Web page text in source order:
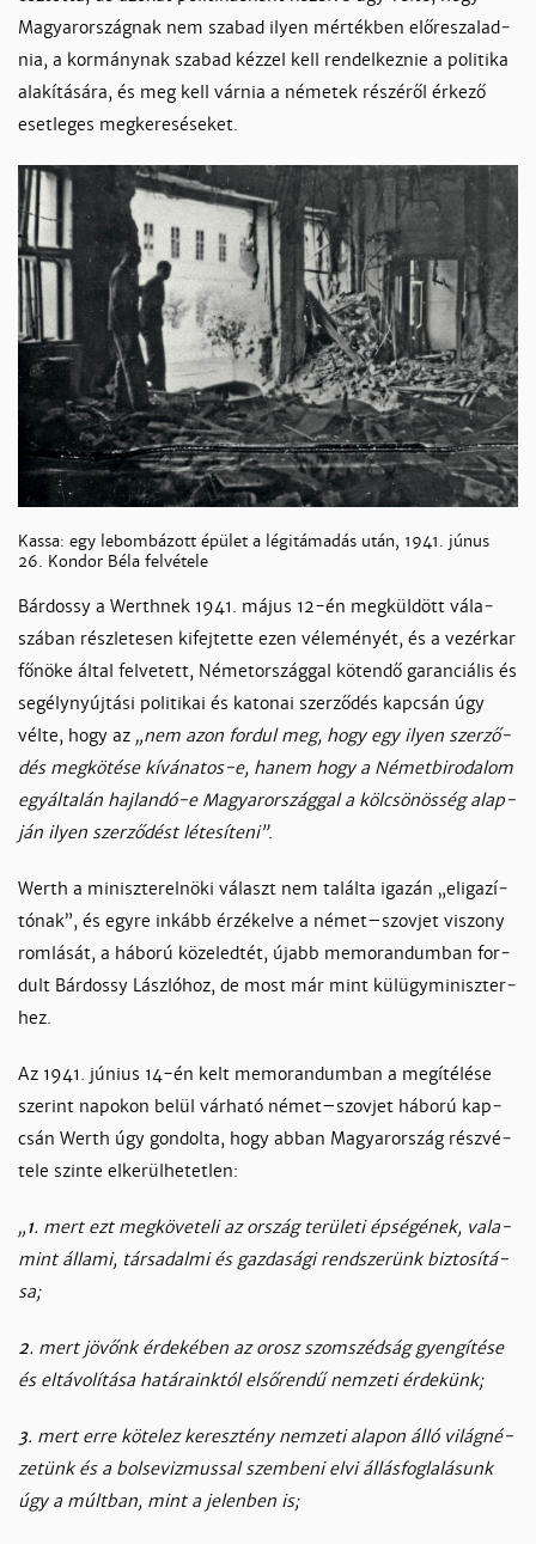
Ma­gyaror­szág­nak nem sza­bad ilyen mér­ték­ben elő­re­sza­lad­
nia, a kor­mány­nak sza­bad kéz­zel kell ren­del­kez­nie a po­li­ti­ka
ala­kí­tá­sá­ra, és meg kell vár­nia a né­me­tek ré­szé­ről ér­ke­ző
eset­le­ges meg­ke­re­sé­se­ket.
Kassa: egy lebombázott épület a légitámadás után, 1941. júnus
26. Kondor Béla felvétele
Bár­dos­sy a Werth­nek 1941. má­jus 12-én meg­kül­dött vá­la­
szá­ban rész­le­te­sen ki­fej­tet­te ezen vé­le­mé­nyét, és a ve­zér­kar
fő­nö­ke ál­tal fel­ve­tett, Né­metor­szág­gal kö­ten­dő ga­ran­ciá­lis és
se­gély­nyúj­tá­si po­li­ti­kai és ka­to­nai szer­ző­dés kap­csán úgy
vél­te, hogy az „nem azon for­dul meg, hogy egy ilyen szer­ző­
dés meg­kö­té­se kí­vá­na­tos-e, ha­nem hogy a Né­metbi­ro­da­lom
egyál­ta­lán haj­lan­dó-e Ma­gyaror­szág­gal a köl­csö­nös­ség alap­
ján ilyen szer­ző­dést lé­te­sí­te­ni”.
Werth a mi­nisz­ter­el­nö­ki vá­laszt nem ta­lál­ta iga­zán „eliga­zí­
tó­nak”, és egy­re in­kább ér­zé­kel­ve a né­met–szov­jet vi­szony
rom­lá­sát, a há­bo­rú kö­ze­led­tét, újabb me­mo­ran­dum­ban for­
dult Bár­dos­sy Lász­ló­hoz, de most már mint kül­ügy­mi­nisz­ter­
hez.
Az 1941. jú­nius 14-én kelt me­mo­ran­dum­ban a megíté­lé­se
sze­rint na­po­kon be­lül vár­ha­tó né­met–szov­jet há­bo­rú kap­
csán Werth úgy gon­dol­ta, hogy ab­ban Ma­gyaror­szág rész­vé­
te­le szin­te el­ke­rül­he­tet­len:
„1. mert ezt meg­kö­ve­te­li az or­szág te­rü­le­ti ép­sé­gé­nek, va­la­
mint ál­la­mi, tár­sa­dal­mi és gaz­da­sá­gi rend­sze­rünk biz­to­sí­tá­
sa;
2. mert jö­vőnk ér­de­ké­ben az orosz szom­széd­ság gyen­gí­té­se
és el­tá­vo­lí­tá­sa ha­tá­raink­tól el­ső­ren­dű nem­ze­ti ér­de­künk;
3. mert er­re kö­te­lez ke­resz­tény nem­ze­ti ala­pon ál­ló vi­lág­né­
ze­tünk és a bol­se­viz­mus­sal szem­be­ni el­vi ál­lás­fog­la­lá­sunk
úgy a múlt­ban, mint a je­len­ben is;